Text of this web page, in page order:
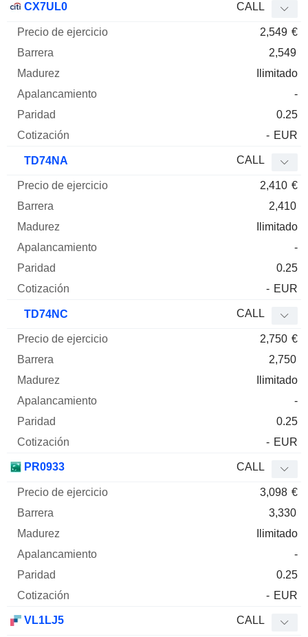
CX7UL0 CALL
2,549 €
2,549
Ilimitado
-
0.25
- EUR
TD74NA CALL
2,410 €
2,410
Ilimitado
-
0.25
- EUR
TD74NC CALL
2,750 €
2,750
Ilimitado
-
0.25
- EUR
PR0933 CALL
3,098 €
3,330
Ilimitado
-
0.25
- EUR
VL1LJ5 CALL